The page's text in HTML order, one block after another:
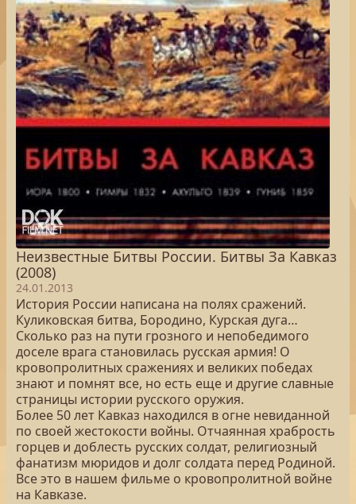
Неизвестные Битвы России. Битвы За Кавказ
(2008)
24.01.2013
История России написана на полях сражений.
Куликовская битва, Бородино, Курская дуга…
Сколько раз на пути грозного и непобедимого
доселе врага становилась русская армия! О
кровопролитных сражениях и великих победах
знают и помнят все, но есть еще и другие славные
страницы истории русского оружия.
Более 50 лет Кавказ находился в огне невиданной
по своей жестокости войны. Отчаянная храбрость
горцев и доблесть русских солдат, религиозный
фанатизм мюридов и долг солдата перед Родиной.
Все это в нашем фильме о кровопролитной войне
на Кавказе.